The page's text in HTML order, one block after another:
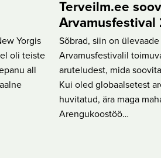
Yorgis
oli teiste
all
Terveilm.ee
Arvamusfestival
Sõbrad, siin on ülevaade
Arvamusfestivalil
aruteludest, mida
Kui oled globaalsetest
huvitatud, ära maga
Arengukoostöö…